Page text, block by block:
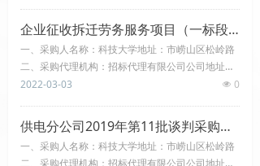
五、供应商资格要求：（1）具有独立承担民事责
任的能力 （2）具有良好的商业信誉和健全的财务
会计制度；（3）具有履行合同所必需的设备和专
业技术能力；（4）有依法缴纳税收和社会保障资
金的良好记录； （5）参加采
企业征收拆迁劳务服务项目（一标段）邀请招标公告
一、采购人名称：科技大学地址：市崂山区松岭路
二、采购代理机构：招标代理有限公司公司地址：
市市北区敦化路大厦三、项目名称：科技大学设备
五、供应商资格要求：（1）具有独立承担民事责
任的能力 （2）具有良好的商业信誉和健全的财务
会计制度；（3）具有履行合同所必需的设备和专
넶 0
2022-03-03
供电分公司2019年第11批谈判采购项目邀请竞争性谈判采购结果公示
一、采购人名称：科技大学地址：市崂山区松岭路
二、采购代理机构：招标代理有限公司公司地址：